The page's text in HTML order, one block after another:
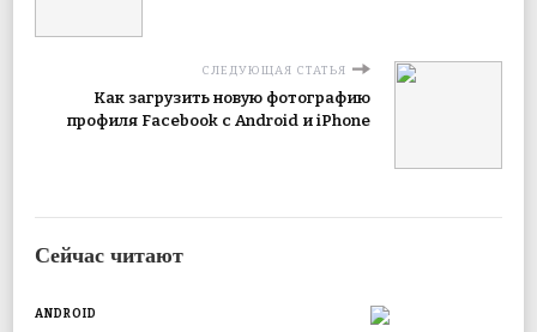
СЛЕДУЮЩАЯ СТАТЬЯ
Как загрузить новую фотографию
профиля Facebook с Android и iPhone
Сейчас читают
ANDROID